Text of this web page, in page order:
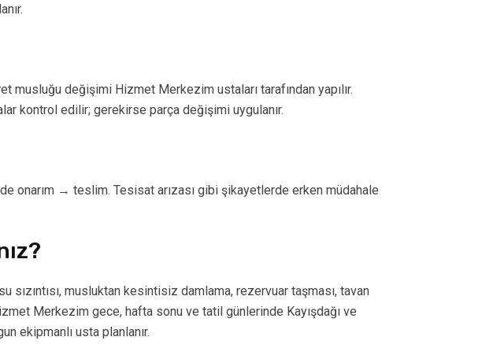
musluğu değişimi Hizmet Merkezim ustaları tarafından yapılır.
kontrol edilir; gerekirse parça değişimi uygulanır.
onarım → teslim. Tesisat arızası gibi şikayetlerde erken müdahale
sızıntısı, musluktan kesintisiz damlama, rezervuar taşması, tavan
Merkezim gece, hafta sonu ve tatil günlerinde Kayışdağı ve
ekipmanlı usta planlanır.